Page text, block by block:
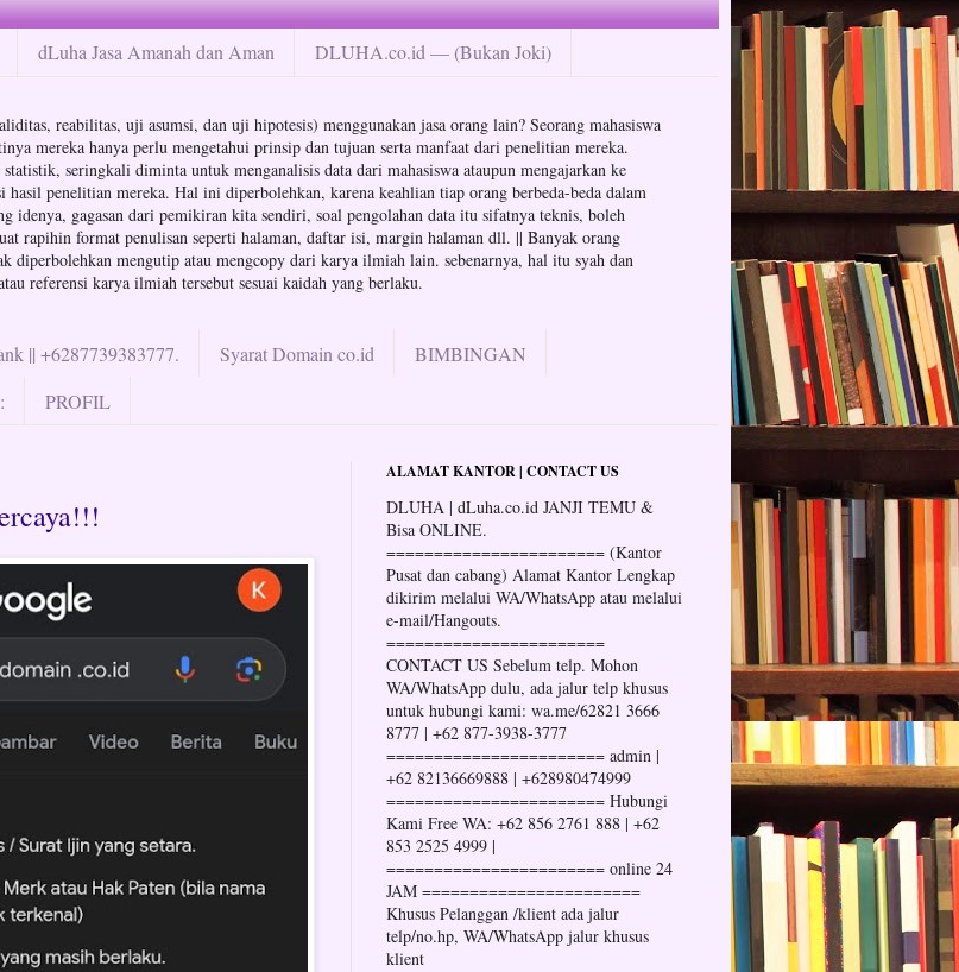
dLuha Jasa Amanah dan Aman DLUHA.co.id — (Bukan Joki)
reabilitas, uji asumsi, dan uji hipotesis) menggunakan jasa orang lain? Seorang mahasiswa
mereka hanya perlu mengetahui prinsip dan tujuan serta manfaat dari penelitian mereka.
seringkali diminta untuk menganalisis data dari mahasiswa ataupun mengajarkan ke
hasil penelitian mereka. Hal ini diperbolehkan, karena keahlian tiap orang berbeda-beda dalam
idenya, gagasan dari pemikiran kita sendiri, soal pengolahan data itu sifatnya teknis, boleh
rapihin format penulisan seperti halaman, daftar isi, margin halaman dll. || Banyak orang
diperbolehkan mengutip atau mengcopy dari karya ilmiah lain. sebenarnya, hal itu syah dan
referensi karya ilmiah tersebut sesuai kaidah yang berlaku.
|| +6287739383777. Syarat Domain co.id
BIMBINGAN
PROFIL
ALAMAT KANTOR | CONTACT US
DLUHA | dLuha.co.id JANJI TEMU &
Bisa ONLINE.
======================= (Kantor
Pusat dan cabang) Alamat Kantor Lengkap
dikirim melalui WA/WhatsApp atau melalui
e-mail/Hangouts.
=======================
CONTACT US Sebelum telp. Mohon
WA/WhatsApp dulu, ada jalur telp khusus
untuk hubungi kami: wa.me/62821 3666
8777 | +62 877-3938-3777
======================= admin |
+62 82136669888 | +628980474999
======================= Hubungi
Kami Free WA: +62 856 2761 888 | +62
853 2525 4999 |
======================= online 24
JAM =======================
Khusus Pelanggan /klient ada jalur
telp/no.hp, WA/WhatsApp jalur khusus
klient